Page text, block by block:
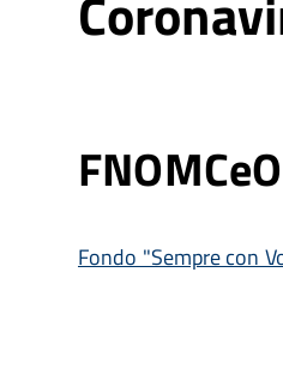
Fondo "Sempre con